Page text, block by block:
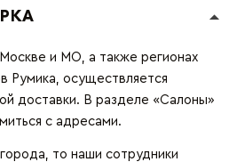
и МО, а также регионах
Румика, осуществляется
доставки. В разделе «Салоны»
с адресами.
то наши сотрудники